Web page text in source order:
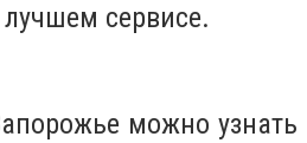
сервисе.
можно узнать